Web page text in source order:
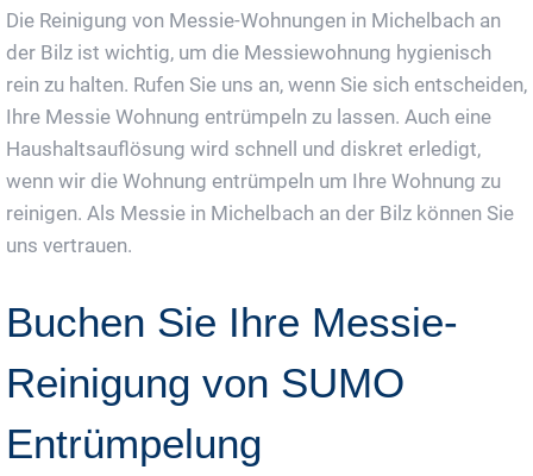
Die Reinigung von Messie-Wohnungen in Michelbach an
der Bilz ist wichtig, um die Messiewohnung hygienisch
rein zu halten. Rufen Sie uns an, wenn Sie sich entscheiden,
Ihre Messie Wohnung entrümpeln zu lassen. Auch eine
Haushaltsauflösung wird schnell und diskret erledigt,
wenn wir die Wohnung entrümpeln um Ihre Wohnung zu
reinigen. Als Messie in Michelbach an der Bilz können Sie
uns vertrauen.
Buchen Sie Ihre Messie-
Reinigung von SUMO
Entrümpelung